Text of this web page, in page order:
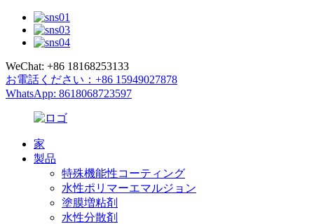
WeChat: +86 18168253133
お電話ください：+86 15949027878
WhatsApp: 8618068723597
家
製品
特殊機能性コーティング
水性ポリマーエマルジョン
塗膜増粘剤
水性分散剤